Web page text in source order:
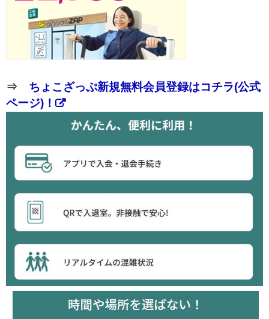
⇒ ちょこざっぷ新規無料会員登録はコチラ(公式
ページ)！